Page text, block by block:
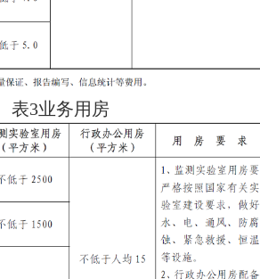
事故应急专用设备配
开展核与辐射事故
处理处置核与辐射
策提供依据。辐射环
的应急专用设备的最
环境监测仪器配置
境监测仪器是为开